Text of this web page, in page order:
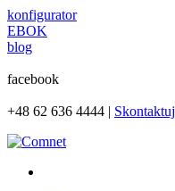
konfigurator
EBOK
blog
facebook
+48 62 636 4444 |